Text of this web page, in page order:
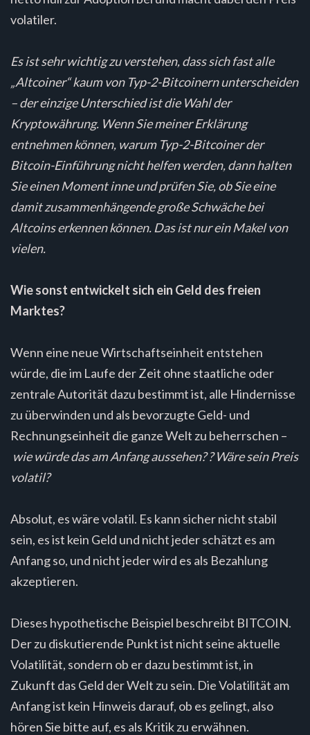
volatiler.
Es ist sehr wichtig zu verstehen, dass sich fast alle
„Altcoiner“ kaum von Typ-2-Bitcoinern unterscheiden
– der einzige Unterschied ist die Wahl der
Kryptowährung. Wenn Sie meiner Erklärung
entnehmen können, warum Typ-2-Bitcoiner der
Bitcoin-Einführung nicht helfen werden, dann halten
Sie einen Moment inne und prüfen Sie, ob Sie eine
damit zusammenhängende große Schwäche bei
Altcoins erkennen können. Das ist nur ein Makel von
vielen.
Wie sonst entwickelt sich ein Geld des freien
Marktes?
Wenn eine neue Wirtschaftseinheit entstehen
würde, die im Laufe der Zeit ohne staatliche oder
zentrale Autorität dazu bestimmt ist, alle Hindernisse
zu überwinden und als bevorzugte Geld- und
Rechnungseinheit die ganze Welt zu beherrschen –
wie würde das am Anfang aussehen? ? Wäre sein Preis
volatil?
Absolut, es wäre volatil. Es kann sicher nicht stabil
sein, es ist kein Geld und nicht jeder schätzt es am
Anfang so, und nicht jeder wird es als Bezahlung
akzeptieren.
Dieses hypothetische Beispiel beschreibt BITCOIN.
Der zu diskutierende Punkt ist nicht seine aktuelle
Volatilität, sondern ob er dazu bestimmt ist, in
Zukunft das Geld der Welt zu sein. Die Volatilität am
Anfang ist kein Hinweis darauf, ob es gelingt, also
hören Sie bitte auf, es als Kritik zu erwähnen.